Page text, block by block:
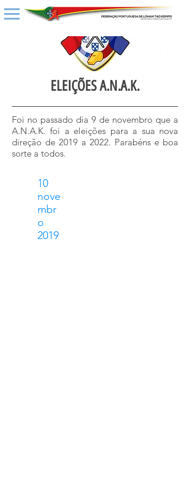
ELEIÇÕES A.N.A.K.
Foi no passado dia 9 de novembro que a
A.N.A.K. foi a eleições para a sua nova
direção de 2019 a 2022. Parabéns e boa
sorte a todos.
10
nove
mbr
o
2019